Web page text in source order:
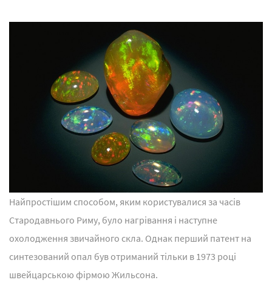
Найпростішим способом, яким користувалися за часів
Стародавнього Риму, було нагрівання і наступне
охолодження звичайного скла. Однак перший патент на
синтезований опал був отриманий тільки в 1973 році
швейцарською фірмою Жильсона.